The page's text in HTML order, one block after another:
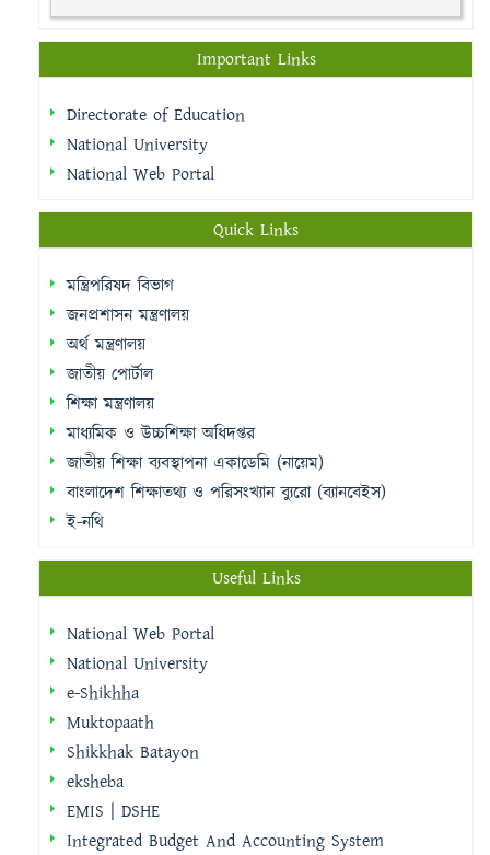
Important Links
Directorate of Education
National University
National Web Portal
Quick Links
মন্ত্রিপরিষদ বিভাগ
জনপ্রশাসন মন্ত্রণালয়
অর্থ মন্ত্রণালয়
জাতীয় পোর্টাল
শিক্ষা মন্ত্রণালয়
মাধ্যমিক ও উচ্চশিক্ষা অধিদপ্তর
জাতীয় শিক্ষা ব্যবস্থাপনা একাডেমি (নায়েম)
বাংলাদেশ শিক্ষাতথ্য ও পরিসংখ্যান ব্যুরো (ব্যানবেইস)
ই-নথি
Useful Links
National Web Portal
National University
e-Shikhha
Muktopaath
Shikkhak Batayon
eksheba
EMIS | DSHE
Integrated Budget And Accounting System